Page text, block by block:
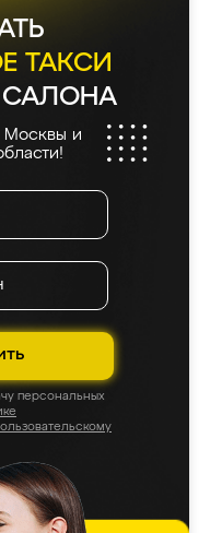
ТАКСИ
Москвы и
персональных